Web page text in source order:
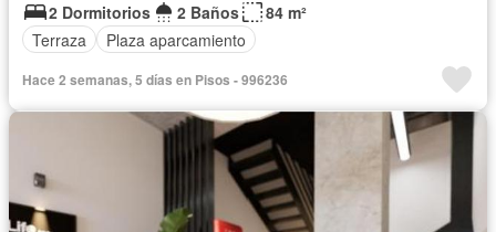
2 Dormitorios
2 Baños
84 m²
Terraza
Plaza aparcamiento
Hace 2 semanas, 5 días en Pisos - 996236